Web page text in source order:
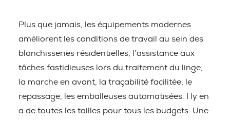
Plus que jamais, les équipements modernes
améliorent les conditions de travail au sein des
blanchisseries résidentielles; l’assistance aux
tâches fastidieuses lors du traitement du linge,
la marche en avant, la traçabilité facilitée, le
repassage, les emballeuses automatisées. I ly en
a de toutes les tailles pour tous les budgets. Une